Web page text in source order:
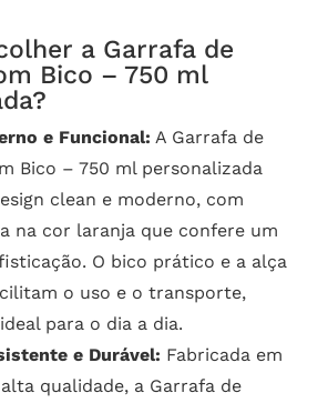
a Garrafa de
Bico – 750 ml
e Funcional: A Garrafa de
Bico – 750 ml personalizada
clean e moderno, com
na cor laranja que confere um
O bico prático e a alça
o uso e o transporte,
para o dia a dia.
e Durável: Fabricada em
qualidade, a Garrafa de